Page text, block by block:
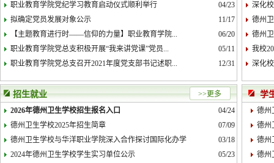
职业教育学院党纪学习教育启动仪式顺利举行
04/23
拟确定党员发展对象公示
11/17
【主题教育进行时——信仰的力量】职业教育学院...
06/20
职业教育学院党总支积极开展“我来讲党课”党员...
05/11
职业教育学院党总支召开2021年度党支部书记述职...
12/31
深化
德州
德州
我校
深化
招生就业
>>更多
2026年德州卫生学校招生报名入口
04/24
德州卫生学校2025年招生简章
07/09
德州卫生学校与华洋职业学院深入合作探讨国际化办学
03/18
2024年德州卫生学校学生实习单位公示
05/23
学
德州
德州
德州
德州